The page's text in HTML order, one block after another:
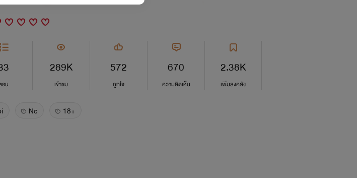
อน
289K
เข้าชม
572
ถูกใจ
670
ความคิดเห็น
2.38K
เพิ่มลงคลัง
Nc 18+